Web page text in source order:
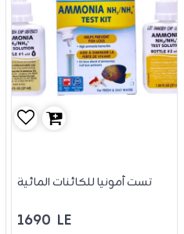
تست أمونيا للكائنات المائية
1690 LE